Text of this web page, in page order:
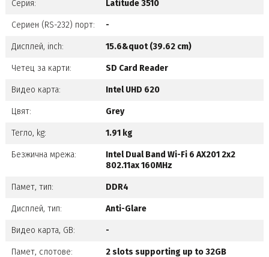
Серия: Latitude 3510
Сериен (RS-232) порт: -
Дисплей, inch: 15.6&quot (39.62 cm)
Четец за карти: SD Card Reader
Видео карта: Intel UHD 620
Цвят: Grey
Тегло, kg: 1.91 kg
Безжична мрежа:
Intel Dual Band Wi-Fi 6 AX201 2x2
802.11ax 160MHz
Памет, тип: DDR4
Дисплей, тип: Anti-Glare
Видео карта, GB: -
Памет, слотове: 2 slots supporting up to 32GB